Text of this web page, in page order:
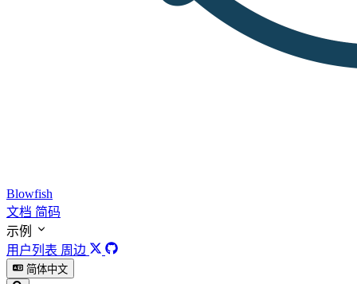
Blowfish
文档 简码
示例
用户列表 周边
简体中文